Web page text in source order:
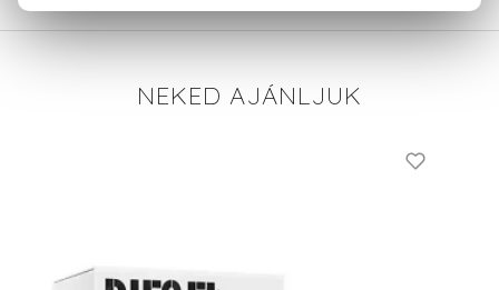
NEKED AJÁNLJUK